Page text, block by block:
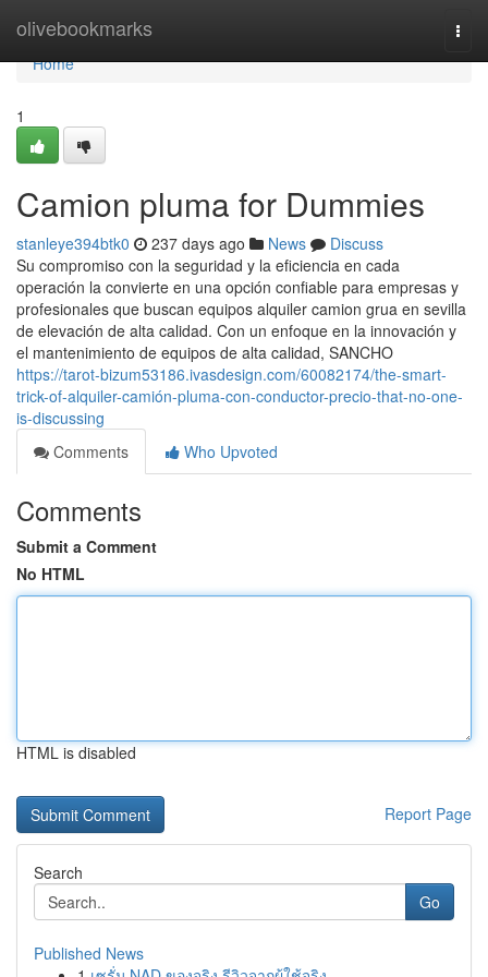
olivebookmarks
Home
Home
1
Camion pluma for Dummies
stanleye394btk0 237 days ago News
Discuss
Su compromiso con la seguridad y la eficiencia en cada
operación la convierte en una opción confiable para empresas y
profesionales que buscan equipos alquiler camion grua en sevilla
de elevación de alta calidad. Con un enfoque en la innovación y
el mantenimiento de equipos de alta calidad, SANCHO
https://tarot-bizum53186.ivasdesign.com/60082174/the-smart-
trick-of-alquiler-camión-pluma-con-conductor-precio-that-no-one-
is-discussing
Comments
Who Upvoted
Comments
Submit a Comment
No HTML
HTML is disabled
Report Page
Search
Go
Published News